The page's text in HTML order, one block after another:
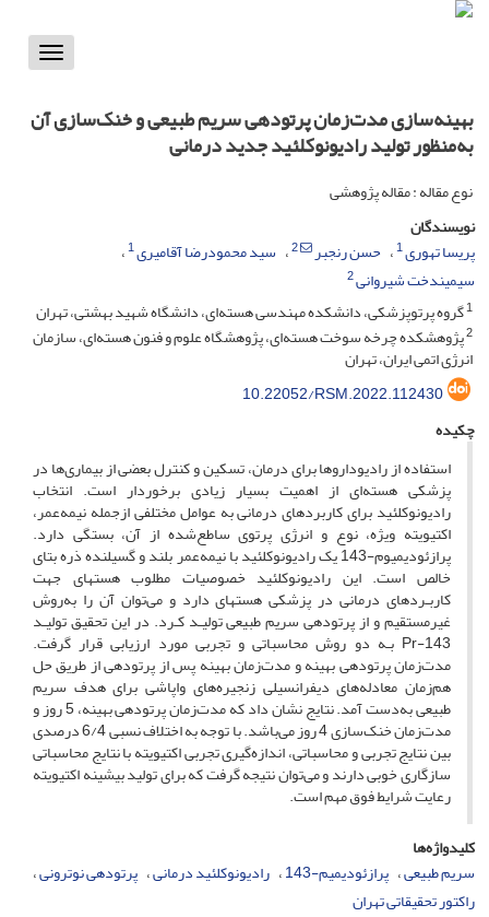
Toggle
بهینه‌سازی مدت‌زمان پرتودهی سریم طبیعی و خنک‌سازی آن
به‌منظور تولید رادیونوکلئید جدید درمانی
نوع مقاله : مقاله پژوهشی
نویسندگان
پریسا تهوری1 حسن رنجبر 2 سید محمودرضا آقامیری1
سیمیندخت شیروانی2
1گروه پرتوپزشکی، دانشکده مهندسی هسته‌ای، دانشگاه شهید بهشتی، تهران
2پژوهشکده چرخه سوخت هسته‌ای، پژوهشگاه علوم و فنون هسته‌ای، سازمان
انرژی اتمی ایران، تهران
10.22052/RSM.2022.112430
چکیده
استفاده از رادیوداروها برای درمان، تسکین و کنترل بعضی از بیماری‌ها در
پزشکی هسته‌ای از اهمیت بسیار زیادی برخوردار است. انتخاب
رادیونوکلئید برای کاربردهای درمانی به عوامل مختلفی ازجمله نیمه‌عمر،
اکتیویته ویژه، نوع و انرژی پرتوی ساطع‌شده از آن، بستگی دارد.
پرازئودیمیوم-143 یک رادیونوکلئید با نیمه‌عمر بلند و گسیلنده ذره بتای
خالص است. این رادیونوکلئید خصوصیات مطلوب هسته‏ای جهت
کاربـردهای درمانی در پزشکی هسته‏ای دارد و می‌توان آن را به‌روش
غیرمستقیم و از پرتودهی سریم طبیعی تولیـد کـرد. در این تحقیق تولیـد
Pr-143 بـه دو روش محاسباتی و تجربی مورد ارزیابی قرار گرفت.
مدت‌زمان پرتودهی بهینه و مدت‌زمان بهینه پس از پرتودهی از طریق حل
هم‌زمان معادله‌های دیفرانسیلی زنجیره‌های واپاشی برای هدف سریم
طبیعی به‌دست آمد. نتایج نشان داد که مدت‌زمان پرتودهی بهینه، 5 روز و
مدت‌زمان خنک‌سازی 4 روز می‌باشد. با توجه به اختلاف نسبی 6/4 درصدی
بین نتایج تجربی و محاسباتی، اندازه‌گیری تجربی اکتیویته با نتایج محاسباتی
سازگاری خوبی دارند و می‌توان نتیجه گرفت که برای تولید بیشینه اکتیویته
رعایت شرایط فوق مهم است.
کلیدواژه‌ها
سریم طبیعی پرازئودیمیم-143 رادیونوکلئید درمانی پرتودهی نوترونی
راکتور تحقیقاتی تهران